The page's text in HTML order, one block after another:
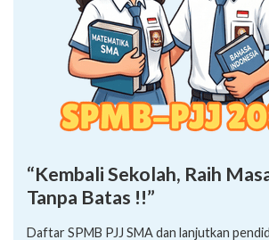
“Kembali Sekolah, Raih
Tanpa Batas !!”
Daftar SPMB PJJ SMA dan lanjutkan